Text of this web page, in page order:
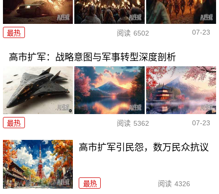
最热 阅读 6502 07-23
高市扩军：战略意图与军事转型深度剖析
最热 阅读 5362 07-23
高市扩军引民怨，数万民众抗议
最热 阅读 4326